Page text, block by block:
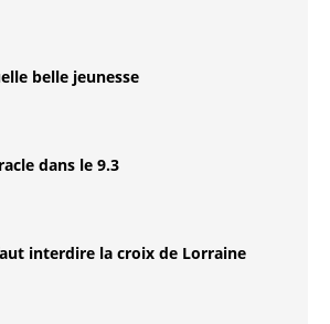
belle jeunesse
dans le 9.3
interdire la croix de Lorraine